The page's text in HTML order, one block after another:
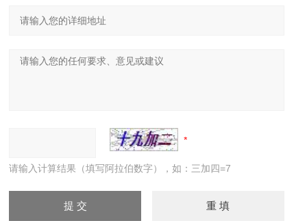
请输入计算结果（填写阿拉伯数字），如：三加四=7